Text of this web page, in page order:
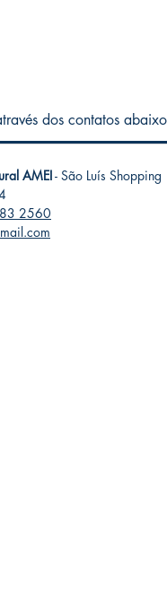
dos contatos
AMEI- São Luís Shopping
2560